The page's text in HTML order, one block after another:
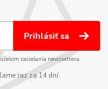
Prihlásiť sa
účelom zasielania newslettera.
raz za 14 dní.